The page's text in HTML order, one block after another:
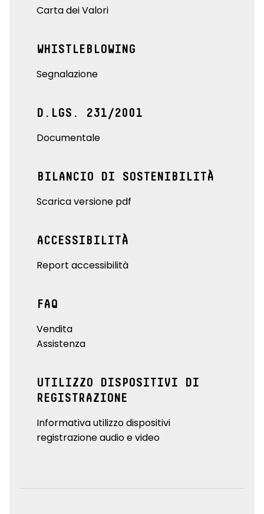
Carta dei Valori
WHISTLEBLOWING
Segnalazione
D.LGS. 231/2001
Documentale
BILANCIO DI SOSTENIBILITÀ
Scarica versione pdf
ACCESSIBILITÀ
Report accessibilità
FAQ
Vendita
Assistenza
UTILIZZO DISPOSITIVI DI
REGISTRAZIONE
Informativa utilizzo dispositivi
registrazione audio e video